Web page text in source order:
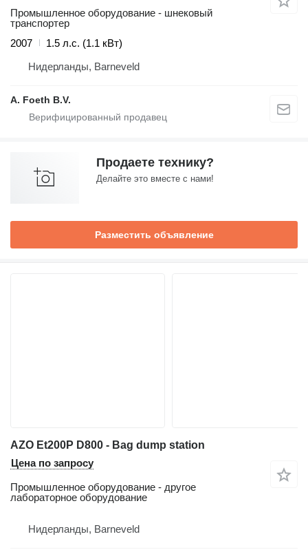
Промышленное оборудование - шнековый
транспортер
2007
1.5 л.с. (1.1 кВт)
Нидерланды, Barneveld
A. Foeth B.V.
Продаете технику?
Делайте это вместе с нами!
Разместить объявление
AZO Et200P D800 - Bag dump station
Цена по запросу
Промышленное оборудование - другое
лабораторное оборудование
Нидерланды, Barneveld